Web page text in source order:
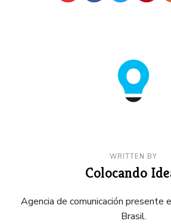
WRITTEN BY
Colocando
Agencia de comunicación presente
Brasil.